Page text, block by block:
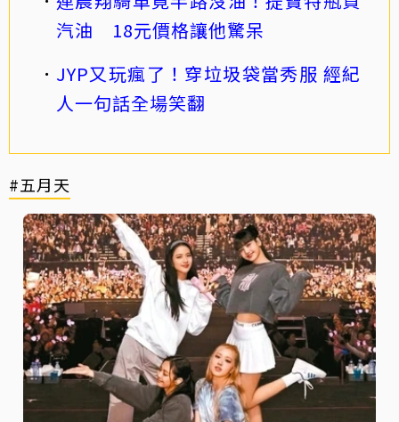
汽油 18元價格讓他驚呆
JYP又玩瘋了！穿垃圾袋當秀服 經紀
人一句話全場笑翻
#五月天